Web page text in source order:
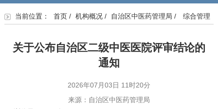
当前位置： 首页/ 机构概况/ 自治区中医药管理局 / 综合管理
关于公布自治区二级中医医院评审结论的
通知
2026年07月03日 11时20分
来源：自治区中医药管理局